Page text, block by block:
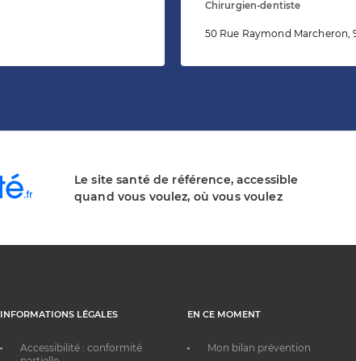
Chirurgien-dentiste
50 Rue Raymond Marcheron,
Le site santé de référence, accessible
quand vous voulez, où vous voulez
INFORMATIONS LÉGALES
Accessibilité : conformité
EN CE MOMENT
Mon bilan prévention